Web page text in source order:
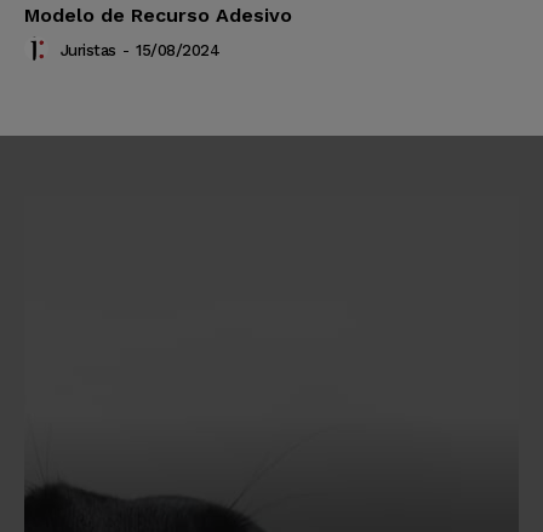
Modelo de Recurso Adesivo
Juristas - 15/08/2024